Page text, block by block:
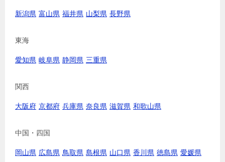
新潟県 富山県 福井県 山梨県 長野県
東海
愛知県 岐阜県 静岡県 三重県
関西
大阪府 京都府 兵庫県 奈良県 滋賀県 和歌山県
中国・四国
岡山県 広島県 鳥取県 島根県 山口県 香川県 徳島県 愛媛県